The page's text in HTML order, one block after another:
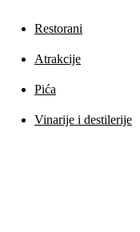
Restorani
Atrakcije
Pića
Vinarije i destilerije